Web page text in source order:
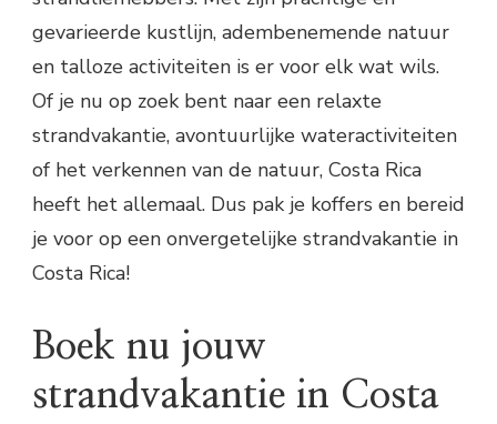
gevarieerde kustlijn, adembenemende natuur
en talloze activiteiten is er voor elk wat wils.
Of je nu op zoek bent naar een relaxte
strandvakantie, avontuurlijke wateractiviteiten
of het verkennen van de natuur, Costa Rica
heeft het allemaal. Dus pak je koffers en bereid
je voor op een onvergetelijke strandvakantie in
Costa Rica!
Boek nu jouw
strandvakantie in Costa